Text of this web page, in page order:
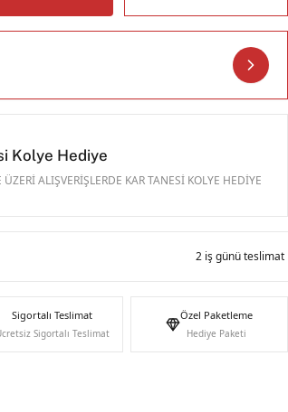
Kolye Hediye
ALIŞVERİŞLERDE KAR TANESİ KOLYE HEDİYE
2 iş günü teslimat
Sigortalı Teslimat
Sigortalı Teslimat
Özel Paketleme
Hediye Paketi